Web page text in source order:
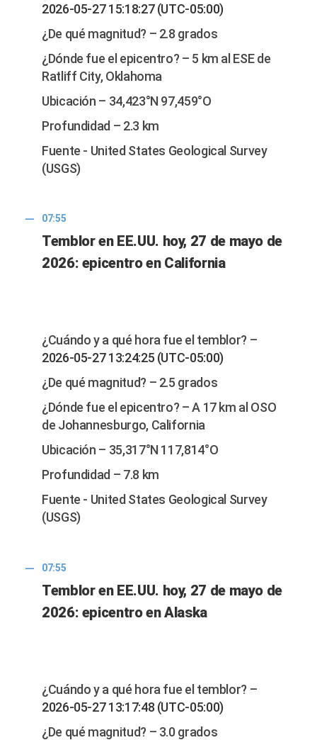
2026-05-27 15:18:27 (UTC-05:00)
¿De qué magnitud? – 2.8 grados
¿Dónde fue el epicentro? – 5 km al ESE de
Ratliff City, Oklahoma
Ubicación – 34,423°N 97,459°O
Profundidad – 2.3 km
Fuente - United States Geological Survey
(USGS)
07:55
Temblor en EE.UU. hoy, 27 de mayo de
2026: epicentro en California
¿Cuándo y a qué hora fue el temblor? –
2026-05-27 13:24:25 (UTC-05:00)
¿De qué magnitud? – 2.5 grados
¿Dónde fue el epicentro? – A 17 km al OSO
de Johannesburgo, California
Ubicación – 35,317°N 117,814°O
Profundidad – 7.8 km
Fuente - United States Geological Survey
(USGS)
07:55
Temblor en EE.UU. hoy, 27 de mayo de
2026: epicentro en Alaska
¿Cuándo y a qué hora fue el temblor? –
2026-05-27 13:17:48 (UTC-05:00)
¿De qué magnitud? – 3.0 grados